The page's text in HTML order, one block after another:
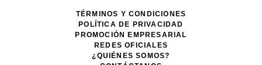
TÉRMINOS Y CONDICIONES
POLÍTICA DE PRIVACIDAD
PROMOCIÓN EMPRESARIAL
REDES OFICIALES
¿QUIÉNES SOMOS?